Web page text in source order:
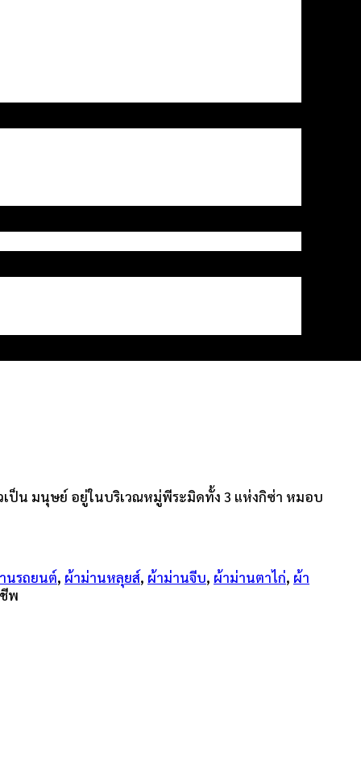
ป็น มนุษย์ อยู่ในบริเวณหมู่พีระมิดทั้ง 3 แห่งกิซ่า หมอบ
นรถยนต์, ผ้าม่านหลุยส์, ผ้าม่านจีบ, ผ้าม่านตาไก่, ผ้า
พ